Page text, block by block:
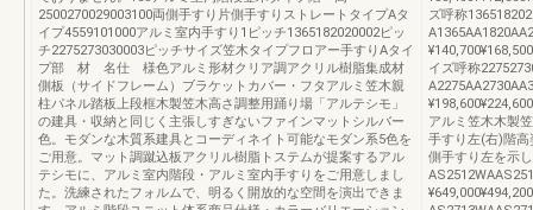
2500270029003100両側手すり片側手すりストレートタイプAタ
イプ4559101000アルミ室内手すり1ピッチ1365182020002ピッ
チ2275273030003ピッチサイズ笠木タイプフロアー手すりAタイ
プ部 材 名仕 様色アルミ形材クリア調アクリル樹脂集成材
側板（サイドフレーム）ブラケットカバー・フタアルミ笠木親
柱パネル踏板上段框木製笠木高さ調整用踊り場「アルテシモ」
の建具・収納と同じく主張しすぎないファインマットシルバー
色。モダンな木質系建具とコーディネイト可能なモダン系5色を
ご用意。マット調蹴込板アクリル樹脂トステムが提案するアル
テシモに、アルミ室内階段・アルミ室内手すりをご用意しまし
た。洗練されたフォルムで、明るく開放的な空間を演出できま
ズ呼称
イズ呼称
アルミ笠木木製
手すり左(右)階
側手すり左を示